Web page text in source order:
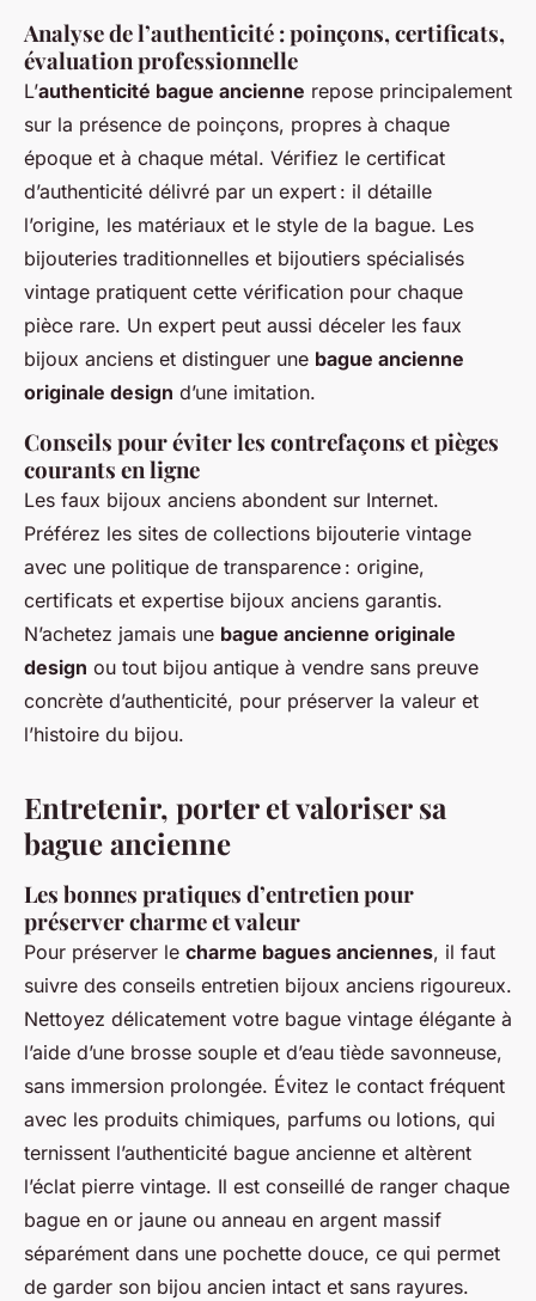
Analyse de l’authenticité : poinçons, certificats,
évaluation professionnelle
L’authenticité bague ancienne repose principalement
sur la présence de poinçons, propres à chaque
époque et à chaque métal. Vérifiez le certificat
d’authenticité délivré par un expert : il détaille
l’origine, les matériaux et le style de la bague. Les
bijouteries traditionnelles et bijoutiers spécialisés
vintage pratiquent cette vérification pour chaque
pièce rare. Un expert peut aussi déceler les faux
bijoux anciens et distinguer une bague ancienne
originale design d’une imitation.
Conseils pour éviter les contrefaçons et pièges
courants en ligne
Les faux bijoux anciens abondent sur Internet.
Préférez les sites de collections bijouterie vintage
avec une politique de transparence : origine,
certificats et expertise bijoux anciens garantis.
N’achetez jamais une bague ancienne originale
design ou tout bijou antique à vendre sans preuve
concrète d’authenticité, pour préserver la valeur et
l’histoire du bijou.
Entretenir, porter et valoriser sa
bague ancienne
Les bonnes pratiques d’entretien pour
préserver charme et valeur
Pour préserver le charme bagues anciennes, il faut
suivre des conseils entretien bijoux anciens rigoureux.
Nettoyez délicatement votre bague vintage élégante à
l’aide d’une brosse souple et d’eau tiède savonneuse,
sans immersion prolongée. Évitez le contact fréquent
avec les produits chimiques, parfums ou lotions, qui
ternissent l’authenticité bague ancienne et altèrent
l’éclat pierre vintage. Il est conseillé de ranger chaque
bague en or jaune ou anneau en argent massif
séparément dans une pochette douce, ce qui permet
de garder son bijou ancien intact et sans rayures.